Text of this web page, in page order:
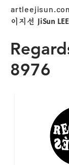
​이지선 JiSun LEE
8976